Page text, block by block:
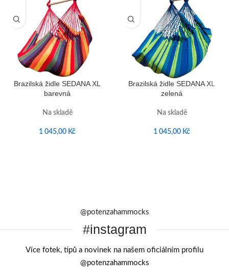
Brazilská židle SEDANA XL
barevná
Na skladě
1 045,00 Kč
Brazilská židle SEDANA XL
zelená
Na skladě
1 045,00 Kč
@potenzahammocks
#instagram
Více fotek, tipů a novinek na našem oficiálním profilu
@potenzahammocks